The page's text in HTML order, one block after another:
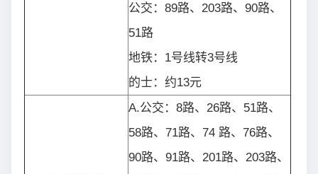
公交：89路、203路、90路、
51路
地铁：1号线转3号线
的士：约13元
A.公交：8路、26路、51路、
58路、71路、74 路、76路、
90路、91路、201路、203路、